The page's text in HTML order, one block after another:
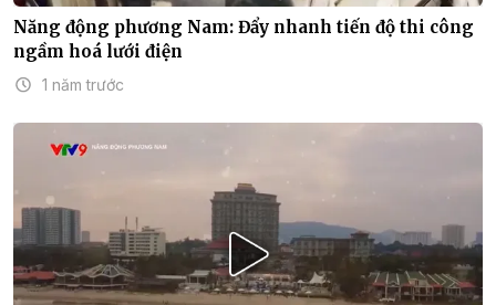
Năng động phương Nam: Đẩy nhanh tiến độ thi công
ngầm hoá lưới điện
1 năm trước